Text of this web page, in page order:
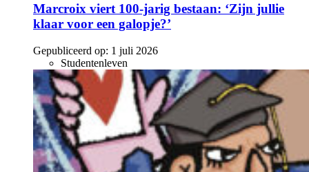
Marcroix viert 100-jarig bestaan: ‘Zijn jullie
klaar voor een galopje?’
Gepubliceerd op: 1 juli 2026
Studentenleven